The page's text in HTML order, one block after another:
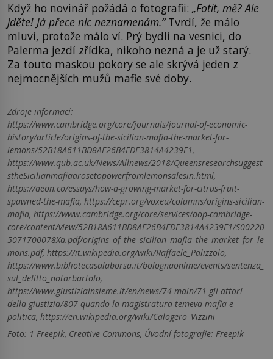
Když ho novinář požádá o fotografii: „Fotit, mě? Ale
jděte! Já přece nic neznamenám.“Tvrdí, že málo
mluví, protože málo ví. Prý bydlí na vesnici, do
Palerma jezdí zřídka, nikoho nezná a je už starý.
Za touto maskou pokory se ale skrývá jeden z
nejmocnějších mužů mafie své doby.
Zdroje informací:
https://www.cambridge.org/core/journals/journal-of-economic-
history/article/origins-of-the-sicilian-mafia-the-market-for-
lemons/52B18A611BD8AE26B4FDE3814A4239F1,
https://www.qub.ac.uk/News/Allnews/2018/Queensresearchsuggest
stheSicilianmafiaarosetopowerfromlemonsalesin.html,
https://aeon.co/essays/how-a-growing-market-for-citrus-fruit-
spawned-the-mafia, https://cepr.org/voxeu/columns/origins-sicilian-
mafia, https://www.cambridge.org/core/services/aop-cambridge-
core/content/view/52B18A611BD8AE26B4FDE3814A4239F1/S00220
5071700078Xa.pdf/origins_of_the_sicilian_mafia_the_market_for_le
mons.pdf, https://it.wikipedia.org/wiki/Raffaele_Palizzolo,
https://www.bibliotecasalaborsa.it/bolognaonline/events/sentenza_
sul_delitto_notarbartolo,
https://www.giustiziainsieme.it/en/news/74-main/71-gli-attori-
della-giustizia/807-quando-la-magistratura-temeva-mafia-e-
politica, https://en.wikipedia.org/wiki/Calogero_Vizzini
Foto: 1 Freepik, Creative Commons, Úvodní fotografie: Freepik